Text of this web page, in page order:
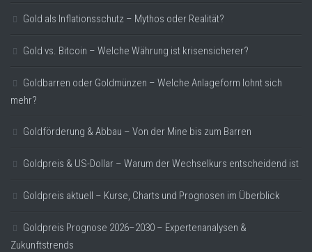
Gold als Inflationsschutz – Mythos oder Realität?
Gold vs. Bitcoin – Welche Währung ist krisensicherer?
Goldbarren oder Goldmünzen – Welche Anlageform lohnt sich
mehr?
Goldförderung & Abbau – Von der Mine bis zum Barren
Goldpreis & US-Dollar – Warum der Wechselkurs entscheidend ist
Goldpreis aktuell – Kurse, Charts und Prognosen im Überblick
Goldpreis Prognose 2026–2030 – Expertenanalysen &
Zukunftstrends